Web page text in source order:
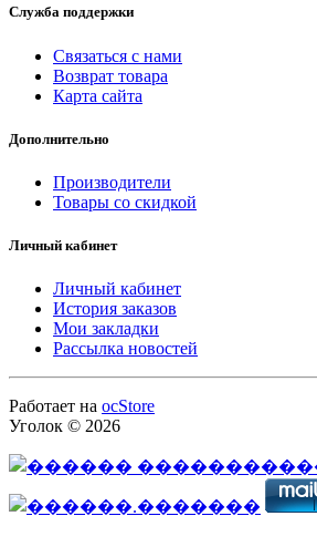
Служба поддержки
Связаться с нами
Возврат товара
Карта сайта
Дополнительно
Производители
Товары со скидкой
Личный кабинет
Личный кабинет
История заказов
Мои закладки
Рассылка новостей
Работает на ocStore
Уголок © 2026